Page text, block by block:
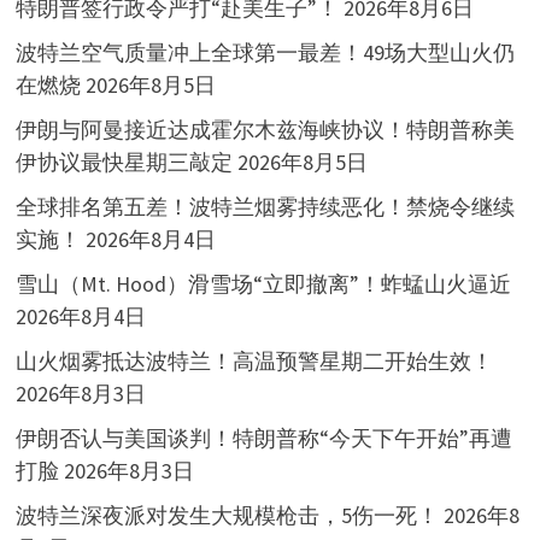
特朗普签行政令严打“赴美生子”！ 2026年8月6日
波特兰空气质量冲上全球第一最差！49场大型山火仍
在燃烧 2026年8月5日
伊朗与阿曼接近达成霍尔木兹海峡协议！特朗普称美
伊协议最快星期三敲定 2026年8月5日
全球排名第五差！波特兰烟雾持续恶化！禁烧令继续
实施！ 2026年8月4日
雪山（Mt. Hood）滑雪场“立即撤离”！蚱蜢山火逼近
2026年8月4日
山火烟雾抵达波特兰！高温预警星期二开始生效！
2026年8月3日
伊朗否认与美国谈判！特朗普称“今天下午开始”再遭
打脸 2026年8月3日
波特兰深夜派对发生大规模枪击，5伤一死！ 2026年8